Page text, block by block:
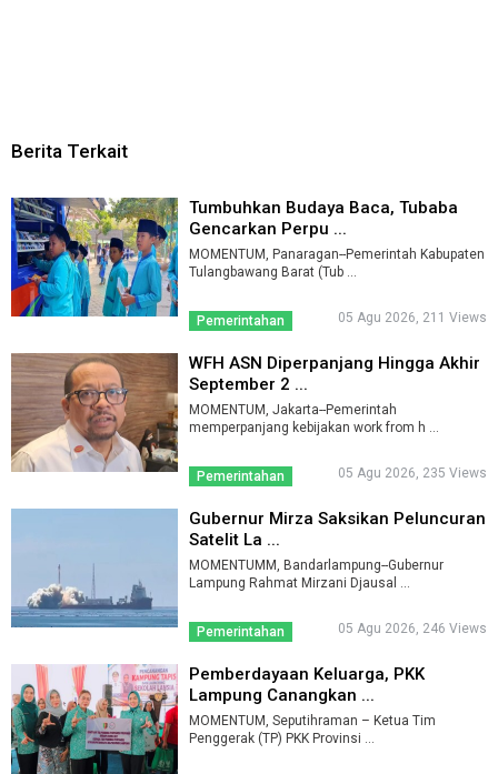
Berita Terkait
Tumbuhkan Budaya Baca, Tubaba
Gencarkan Perpu ...
MOMENTUM, Panaragan--Pemerintah Kabupaten
Tulangbawang Barat (Tub ...
Pemerintahan 05 Agu 2026, 211 Views
WFH ASN Diperpanjang Hingga Akhir
September 2 ...
MOMENTUM, Jakarta--Pemerintah
memperpanjang kebijakan work from h ...
Pemerintahan 05 Agu 2026, 235 Views
Gubernur Mirza Saksikan Peluncuran
Satelit La ...
MOMENTUMM, Bandarlampung--Gubernur
Lampung Rahmat Mirzani Djausal ...
Pemerintahan 05 Agu 2026, 246 Views
Pemberdayaan Keluarga, PKK
Lampung Canangkan ...
MOMENTUM, Seputihraman – Ketua Tim